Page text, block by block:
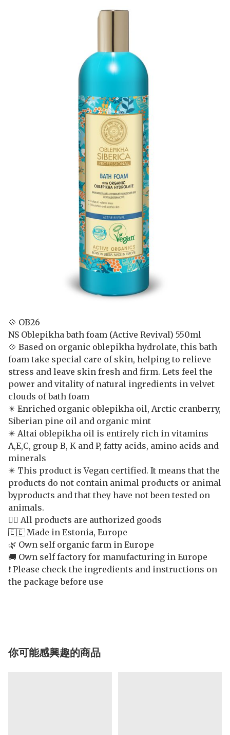
💠 OB26
NS Oblepikha bath foam (Active Revival) 550ml
💠 Based on organic oblepikha hydrolate, this bath
foam take special care of skin, helping to relieve
stress and leave skin fresh and firm. Lets feel the
power and vitality of natural ingredients in velvet
clouds of bath foam
✴️ Enriched organic oblepikha oil, Arctic cranberry,
Siberian pine oil and organic mint
✴️ Altai oblepikha oil is entirely rich in vitamins
A,E,C, group B, K and P, fatty acids, amino acids and
minerals
✴️ This product is Vegan certified. It means that the
products do not contain animal products or animal
byproducts and that they have not been tested on
animals.
👍🏻 All products are authorized goods
🇪🇪 Made in Estonia, Europe
🌿 Own self organic farm in Europe
🚚 Own self factory for manufacturing in Europe
❗️ Please check the ingredients and instructions on
the package before use
你可能感興趣的商品